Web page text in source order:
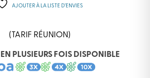
AJOUTER À LA LISTE D’ENVIES
(TARIF RÉUNION)
PLUSIEURS FOIS DISPONIBLE